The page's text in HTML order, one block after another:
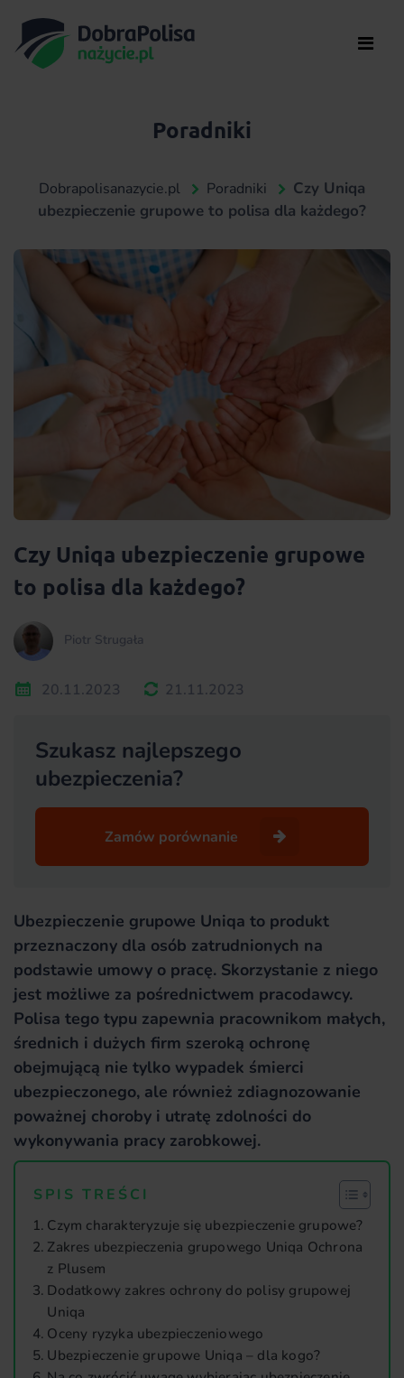
Poradniki
Dobrapolisanazycie.pl Poradniki
Czy Uniqa
ubezpieczenie grupowe to polisa dla każdego?
Czy Uniqa ubezpieczenie grupowe
to polisa dla każdego?
Piotr Strugała
20.11.2023 21.11.2023
Szukasz najlepszego
ubezpieczenia?
Zamów porównanie
Ubezpieczenie grupowe Uniqa to produkt
przeznaczony dla osób zatrudnionych na
podstawie umowy o pracę. Skorzystanie z niego
jest możliwe za pośrednictwem pracodawcy.
Polisa tego typu zapewnia pracownikom małych,
średnich i dużych firm szeroką ochronę
obejmującą nie tylko wypadek śmierci
ubezpieczonego, ale również zdiagnozowanie
poważnej choroby i utratę zdolności do
wykonywania pracy zarobkowej.
SPIS TREŚCI
Czym charakteryzuje się ubezpieczenie grupowe?
Zakres ubezpieczenia grupowego Uniqa Ochrona
z Plusem
Dodatkowy zakres ochrony do polisy grupowej
Uniqa
Oceny ryzyka ubezpieczeniowego
Ubezpieczenie grupowe Uniqa – dla kogo?